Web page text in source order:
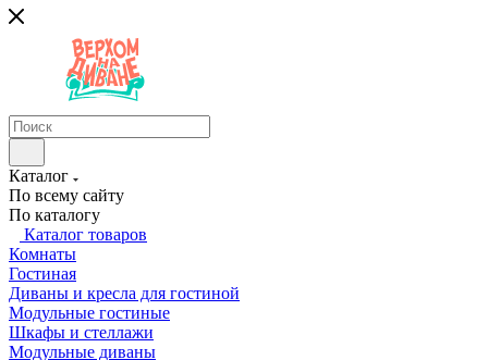
Каталог
По всему сайту
По каталогу
Каталог товаров
Комнаты
Гостиная
Диваны и кресла для гостиной
Модульные гостиные
Шкафы и стеллажи
Модульные диваны